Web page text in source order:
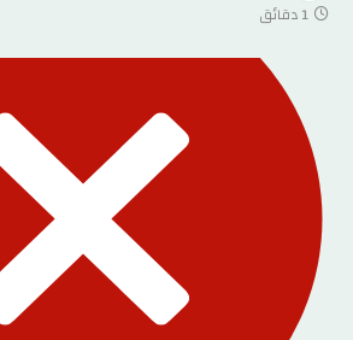
1 دقائق